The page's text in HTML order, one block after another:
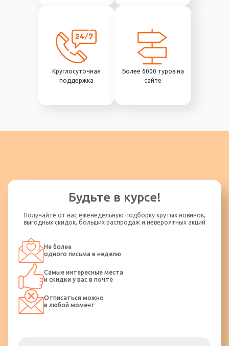
Круглосуточная
поддержка
Более 6000 туров на
сайте
Будьте в курсе!
Получайте от нас еженедельную подборку крутых новинок,
выгодных скидок, больших распродаж и невероятных акций
Не более
одного письма в неделю
Самые интересные места
и скидки у вас в почте
Отписаться можно
в любой момент